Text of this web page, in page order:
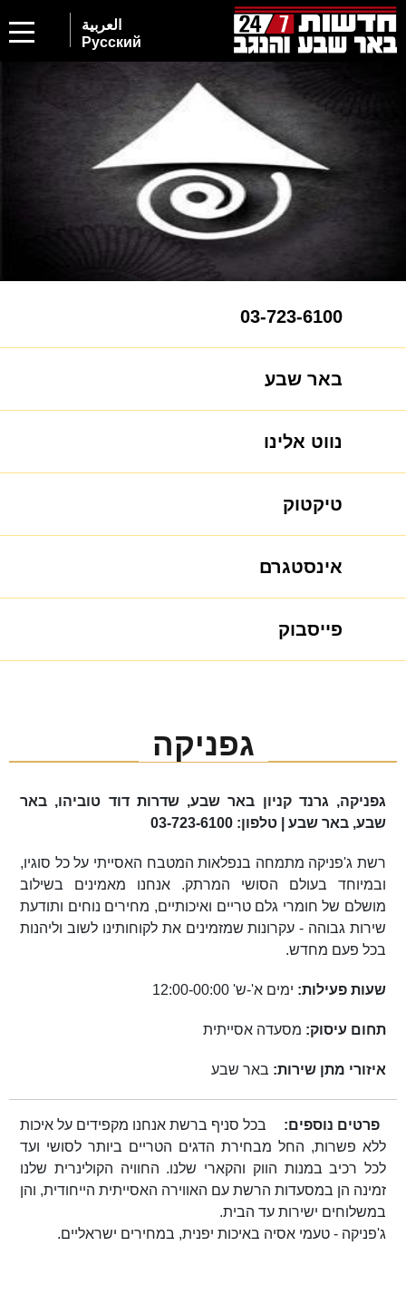
العربية
Русский
03-723-6100
באר שבע
נווט אלינו
טיקטוק
אינסטגרם
פייסבוק
גפניקה
גפניקה, גרנד קניון באר שבע, שדרות דוד טוביהו, באר
שבע, באר שבע | טלפון: 03-723-6100
רשת ג'פניקה מתמחה בנפלאות המטבח האסייתי על כל סוגיו,
ובמיוחד בעולם הסושי המרתק. אנחנו מאמינים בשילוב
מושלם של חומרי גלם טריים ואיכותיים, מחירים נוחים ותודעת
שירות גבוהה - עקרונות שמזמינים את לקוחותינו לשוב וליהנות
בכל פעם מחדש.
שעות פעילות: ימים א'-ש' 12:00-00:00
תחום עיסוק: מסעדה אסייתית
איזורי מתן שירות: באר שבע
פרטים נוספים:
בכל סניף ברשת אנחנו מקפידים על איכות
ללא פשרות, החל מבחירת הדגים הטריים ביותר לסושי ועד
לכל רכיב במנות הווק והקארי שלנו. החוויה הקולינרית שלנו
זמינה הן במסעדות הרשת עם האווירה האסייתית הייחודית, והן
במשלוחים ישירות עד הבית.
ג'פניקה - טעמי אסיה באיכות יפנית, במחירים ישראליים.